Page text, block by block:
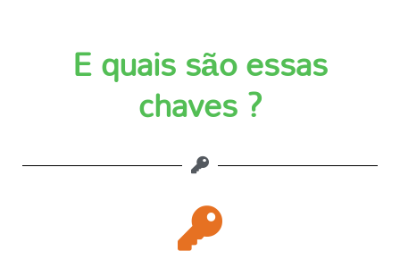
E quais são essas
chaves ?